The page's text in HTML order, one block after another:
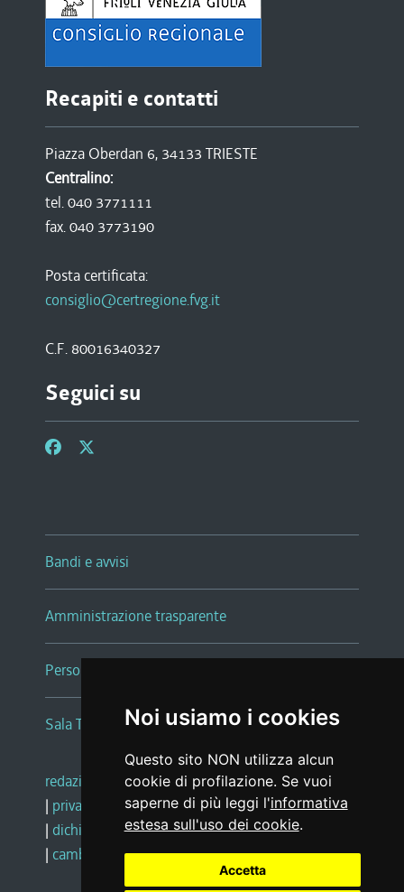
Noi usiamo i cookies
Questo sito NON utilizza alcun
cookie di profilazione. Se vuoi
saperne di più leggi l'informativa
estesa sull'uso dei cookie.
Accetta
Recapiti e contatti
Piazza Oberdan 6, 34133 TRIESTE
Centralino:
tel. 040 3771111
fax. 040 3773190
Posta certificata:
consiglio@certregione.fvg.it
C.F. 80016340327
Seguici su
Bandi e avvisi
Amministrazione trasparente
Persone e Uffici
Sala Tiziano Tessitori
redazione web |note legali |glossario
| privacy
social media policy
| dichiarazione di accessibilità |feedback
| cambio preferenze cookie